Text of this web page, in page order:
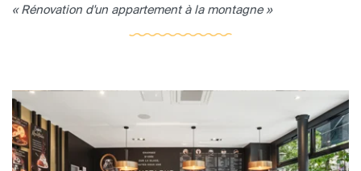
« Rénovation d'un appartement à la montagne »